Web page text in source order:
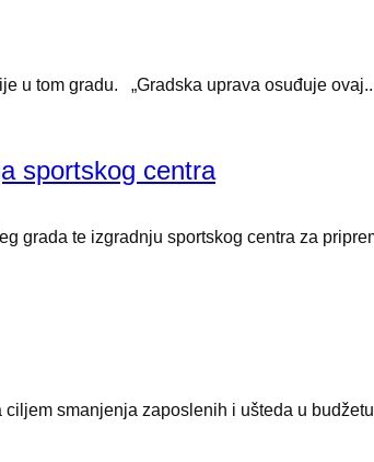
u tom gradu. „Gradska uprava osuđuje
sportskog centra
grada te izgradnju sportskog centra za
smanjenja zaposlenih i ušteda u